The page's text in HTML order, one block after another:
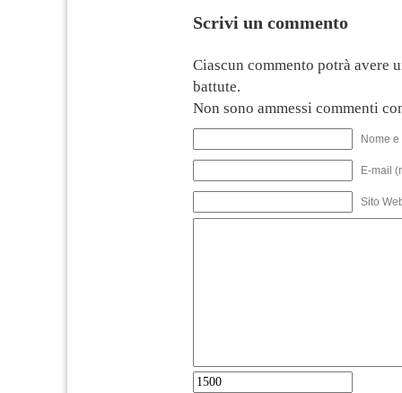
Scrivi un commento
Ciascun commento potrà avere
battute.
Non sono ammessi commenti
Nome
E-mail
Sito